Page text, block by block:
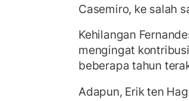
Casemiro, ke salah
Kehilangan
mengingat
beberapa tahun
Adapun, Erik ten